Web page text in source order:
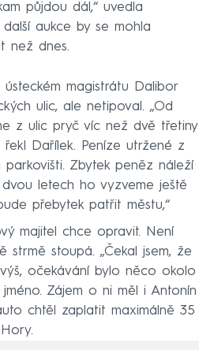
půjdou dál,“ uvedla
aukce by se mohla
než dnes.
magistrátu Dalibor
ulic, ale netipoval. „Od
z ulic pryč víc než dvě třetiny
Dařílek. Peníze utržené z
Zbytek peněz náleží
letech ho vyzveme ještě
přebytek patřit městu,“
majitel chce opravit. Není
strmě stoupá. „Čekal jsem, že
očekávání bylo něco okolo
Zájem o ni měl i Antonín
chtěl zaplatit maximálně 35